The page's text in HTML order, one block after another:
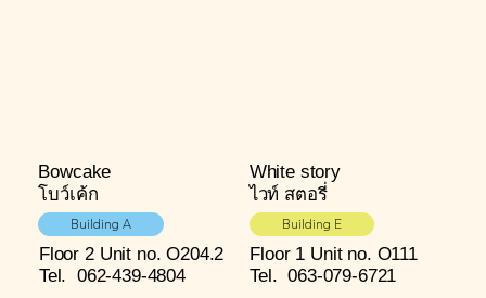
Bowcake
โบว์เค้ก
Building A
Floor 2 Unit no. O204.2
Tel. 062-439-4804
White story
ไวท์ สตอรี่
Building E
Floor 1 Unit no. O111
Tel. 063-079-6721